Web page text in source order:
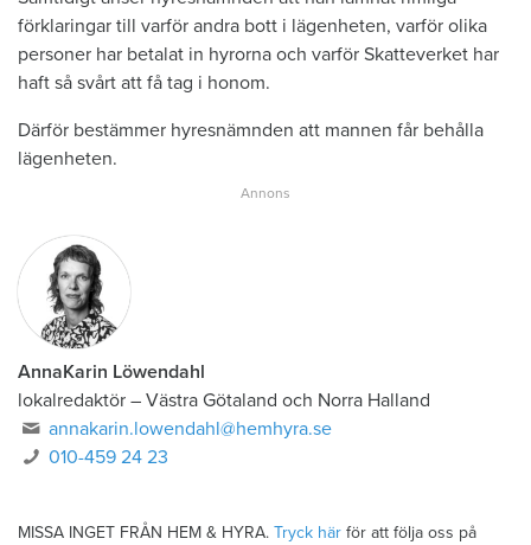
förklaringar till varför andra bott i lägenheten, varför olika
personer har betalat in hyrorna och varför Skatteverket har
haft så svårt att få tag i honom.
Därför bestämmer hyresnämnden att mannen får behålla
lägenheten.
AnnaKarin Löwendahl
lokalredaktör – Västra Götaland och Norra Halland
annakarin.lowendahl@hemhyra.se
010-459 24 23
MISSA INGET FRÅN HEM & HYRA. Tryck här för att följa oss på